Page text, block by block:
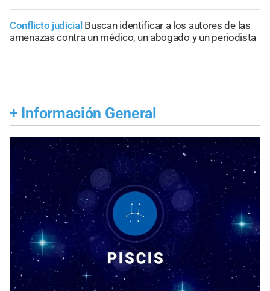
Conflicto judicial Buscan identificar a los autores de las
amenazas contra un médico, un abogado y un periodista
+ Información General